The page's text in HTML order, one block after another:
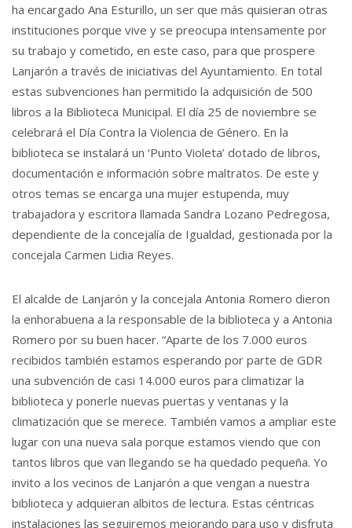
ha encargado Ana Esturillo, un ser que más quisieran otras
instituciones porque vive y se preocupa intensamente por
su trabajo y cometido, en este caso, para que prospere
Lanjarón a través de iniciativas del Ayuntamiento. En total
estas subvenciones han permitido la adquisición de 500
libros a la Biblioteca Municipal. El día 25 de noviembre se
celebrará el Día Contra la Violencia de Género. En la
biblioteca se instalará un ‘Punto Violeta’ dotado de libros,
documentación e información sobre maltratos. De este y
otros temas se encarga una mujer estupenda, muy
trabajadora y escritora llamada Sandra Lozano Pedregosa,
dependiente de la concejalía de Igualdad, gestionada por la
concejala Carmen Lidia Reyes.
El alcalde de Lanjarón y la concejala Antonia Romero dieron
la enhorabuena a la responsable de la biblioteca y a Antonia
Romero por su buen hacer. “Aparte de los 7.000 euros
recibidos también estamos esperando por parte de GDR
una subvención de casi 14.000 euros para climatizar la
biblioteca y ponerle nuevas puertas y ventanas y la
climatización que se merece. También vamos a ampliar este
lugar con una nueva sala porque estamos viendo que con
tantos libros que van llegando se ha quedado pequeña. Yo
invito a los vecinos de Lanjarón a que vengan a nuestra
biblioteca y adquieran albitos de lectura. Estas céntricas
instalaciones las seguiremos mejorando para uso y disfruta